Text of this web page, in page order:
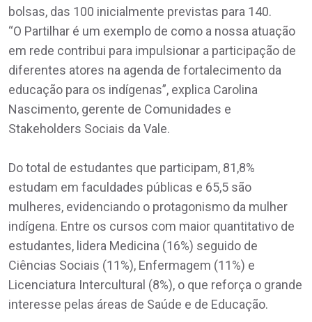
bolsas, das 100 inicialmente previstas para 140.
“O Partilhar é um exemplo de como a nossa atuação
em rede contribui para impulsionar a participação de
diferentes atores na agenda de fortalecimento da
educação para os indígenas”, explica Carolina
Nascimento, gerente de Comunidades e
Stakeholders Sociais da Vale.
Do total de estudantes que participam, 81,8%
estudam em faculdades públicas e 65,5 são
mulheres, evidenciando o protagonismo da mulher
indígena. Entre os cursos com maior quantitativo de
estudantes, lidera Medicina (16%) seguido de
Ciências Sociais (11%), Enfermagem (11%) e
Licenciatura Intercultural (8%), o que reforça o grande
interesse pelas áreas de Saúde e de Educação.